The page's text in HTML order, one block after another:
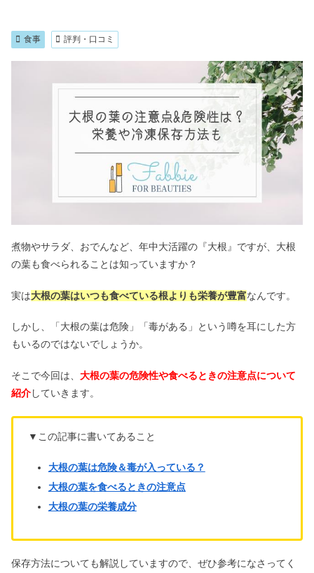
食事 評判・口コミ
煮物やサラダ、おでんなど、年中大活躍の『大根』ですが、大根
の葉も食べられることは知っていますか？
実は大根の葉はいつも食べている根よりも栄養が豊富なんです。
しかし、「大根の葉は危険」「毒がある」という噂を耳にした方
もいるのではないでしょうか。
そこで今回は、 大根の葉の危険性や食べるときの注意点について
紹介していきます。
▼この記事に書いてあること
大根の葉は危険＆毒が入っている？
大根の葉を食べるときの注意点
大根の葉の栄養成分
保存方法についても解説していますので、ぜひ参考になさってく